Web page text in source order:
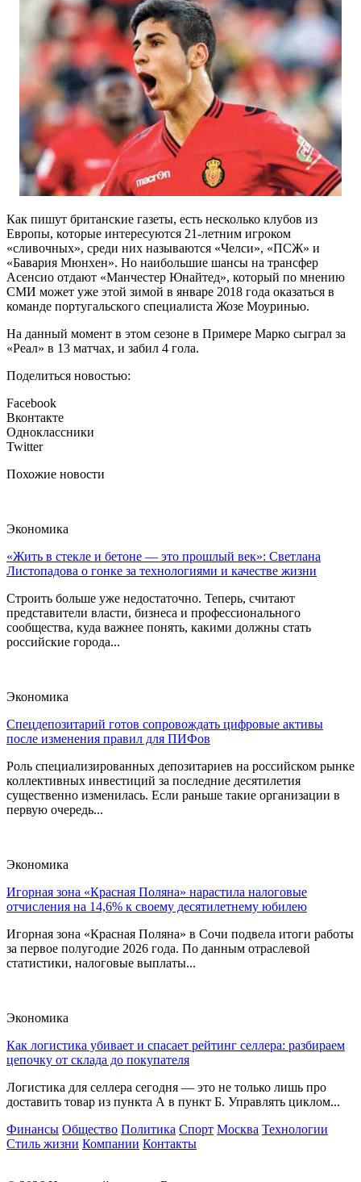
Как пишут британские газеты, есть несколько клубов из
Европы, которые интересуются 21-летним игроком
«сливочных», среди них называются «Челси», «ПСЖ» и
«Бавария Мюнхен». Но наибольшие шансы на трансфер
Асенсио отдают «Манчестер Юнайтед», который по мнению
СМИ может уже этой зимой в январе 2018 года оказаться в
команде португальского специалиста Жозе Моуринью.
На данный момент в этом сезоне в Примере Марко сыграл за
«Реал» в 13 матчах, и забил 4 гола.
Поделиться новостью:
Facebook
Вконтакте
Одноклассники
Twitter
Похожие новости
Экономика
«Жить в стекле и бетоне — это прошлый век»: Светлана
Листопадова о гонке за технологиями и качестве жизни
Строить больше уже недостаточно. Теперь, считают
представители власти, бизнеса и профессионального
сообщества, куда важнее понять, какими должны стать
российские города...
Экономика
Спецдепозитарий готов сопровождать цифровые активы
после изменения правил для ПИФов
Роль специализированных депозитариев на российском рынке
коллективных инвестиций за последние десятилетия
существенно изменилась. Если раньше такие организации в
первую очередь...
Экономика
Игорная зона «Красная Поляна» нарастила налоговые
отчисления на 14,6% к своему десятилетнему юбилею
Игорная зона «Красная Поляна» в Сочи подвела итоги работы
за первое полугодие 2026 года. По данным отраслевой
статистики, налоговые выплаты...
Экономика
Как логистика убивает и спасает рейтинг селлера: разбираем
цепочку от склада до покупателя
Логистика для селлера сегодня — это не только лишь про
доставить товар из пункта А в пункт Б. Управлять циклом...
Финансы Общество Политика Спорт Москва Технологии
Стиль жизни Компании Контакты